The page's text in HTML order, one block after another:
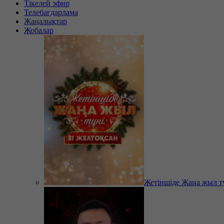
Тікелей эфир
Телебағдарлама
Жаңалықтар
Жобалар
Жетіншіде Жаңа жыл